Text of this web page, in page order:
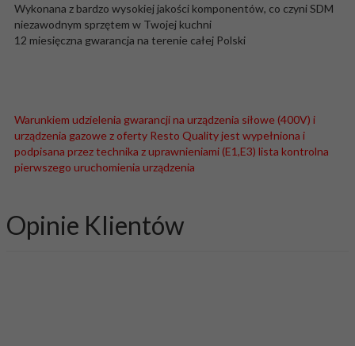
Wykonana z bardzo wysokiej jakości komponentów, co czyni SDM
niezawodnym sprzętem w Twojej kuchni
12 miesięczna gwarancja na terenie całej Polski
Warunkiem udzielenia gwarancji na urządzenia siłowe (400V) i
urządzenia gazowe z oferty Resto Quality jest wypełniona i
podpisana przez technika z uprawnieniami (E1,E3) lista kontrolna
pierwszego uruchomienia urządzenia
Opinie Klientów